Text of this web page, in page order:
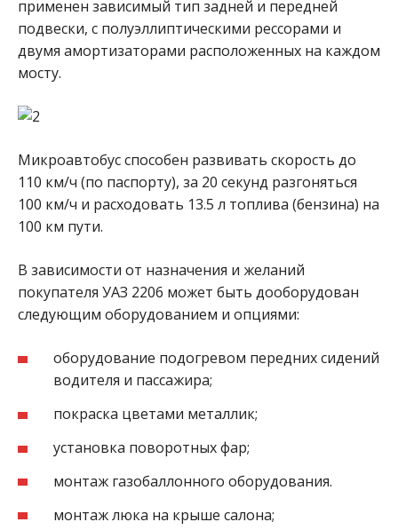
применен зависимый тип задней и передней
подвески, с полуэллиптическими рессорами и
двумя амортизаторами расположенных на каждом
мосту.
Микроавтобус способен развивать скорость до
110 км/ч (по паспорту), за 20 секунд разгоняться
100 км/ч и расходовать 13.5 л топлива (бензина) на
100 км пути.
В зависимости от назначения и желаний
покупателя УАЗ 2206 может быть дооборудован
следующим оборудованием и опциями:
оборудование подогревом передних сидений
водителя и пассажира;
покраска цветами металлик;
установка поворотных фар;
монтаж газобаллонного оборудования.
монтаж люка на крыше салона;